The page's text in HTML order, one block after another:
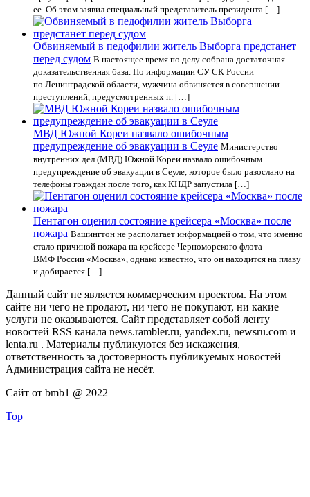
ее. Об этом заявил специальный представитель президента […]
Обвиняемый в педофилии житель Выборга предстанет
перед судом В настоящее время по делу собрана достаточная
доказательственная база. По информации СУ СК России
по Ленинградской области, мужчина обвиняется в совершении
преступлений, предусмотренных п. […]
МВД Южной Кореи назвало ошибочным
предупреждение об эвакуации в Сеуле Министерство
внутренних дел (МВД) Южной Кореи назвало ошибочным
предупреждение об эвакуации в Сеуле, которое было разослано на
телефоны граждан после того, как КНДР запустила […]
Пентагон оценил состояние крейсера «Москва» после
пожара Вашингтон не располагает информацией о том, что именно
стало причиной пожара на крейсере Черноморского флота
ВМФ России «Москва», однако известно, что он находится на плаву
и добирается […]
Данный сайт не является коммерческим проектом. На этом
сайте ни чего не продают, ни чего не покупают, ни какие
услуги не оказываются. Сайт представляет собой ленту
новостей RSS канала news.rambler.ru, yandex.ru, newsru.com и
lenta.ru . Материалы публикуются без искажения,
ответственность за достоверность публикуемых новостей
Администрация сайта не несёт.
Сайт от bmb1 @ 2022
Top